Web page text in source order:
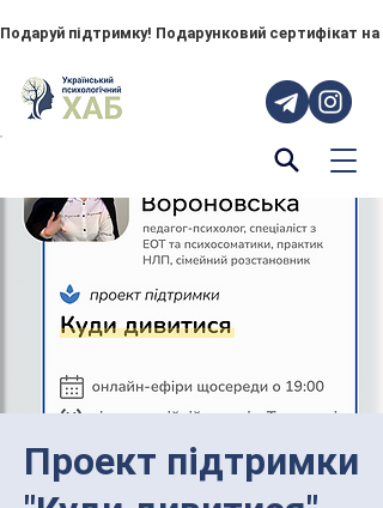
Подаруй підтримку! Подарунковий сертифікат
Проект підтримки